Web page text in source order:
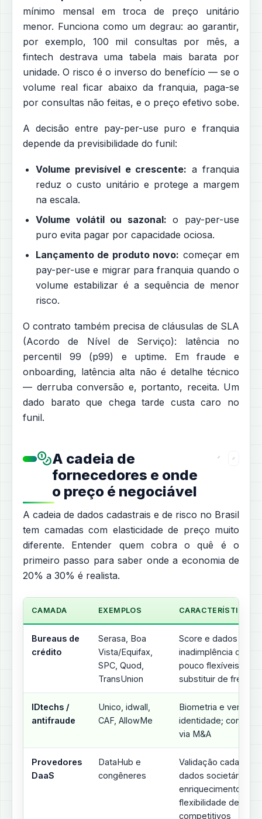
mínimo mensal em troca de preço unitário
menor. Funciona como um degrau: ao garantir,
por exemplo, 100 mil consultas por mês, a
fintech destrava uma tabela mais barata por
unidade. O risco é o inverso do benefício — se o
volume real ficar abaixo da franquia, paga-se
por consultas não feitas, e o preço efetivo sobe.
A decisão entre pay-per-use puro e franquia
depende da previsibilidade do funil:
Volume previsível e crescente: a franquia
reduz o custo unitário e protege a margem
na escala.
Volume volátil ou sazonal: o pay-per-use
puro evita pagar por capacidade ociosa.
Lançamento de produto novo: começar em
pay-per-use e migrar para franquia quando o
volume estabilizar é a sequência de menor
risco.
O contrato também precisa de cláusulas de SLA
(Acordo de Nível de Serviço): latência no
percentil 99 (p99) e uptime. Em fraude e
onboarding, latência alta não é detalhe técnico
— derruba conversão e, portanto, receita. Um
dado barato que chega tarde custa caro no
funil.
A cadeia de
fornecedores e onde
o preço é negociável
A cadeia de dados cadastrais e de risco no Brasil
tem camadas com elasticidade de preço muito
diferente. Entender quem cobra o quê é o
primeiro passo para saber onde a economia de
20% a 30% é realista.
CAMADA EXEMPLOS CARACTERÍSTICA
Bureaus de
crédito
Serasa, Boa
Vista/Equifax,
SPC, Quod,
TransUnion
Score e dados de
inadimplência caros
pouco flexíveis;
substituir de frente
IDtechs /
antifraude
Unico, idwall,
CAF, AllowMe
Biometria e
identidade;
via M&A
Provedores
DaaS
DataHub e
congêneres
Validação cadastral,
dados societários,
enriquecimento —
flexibilidade de API
competitivos